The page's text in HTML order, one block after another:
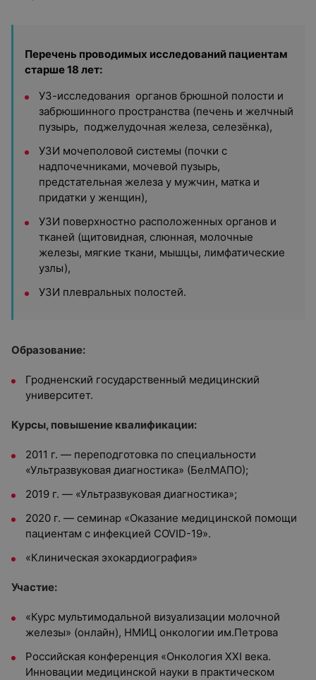
Перечень проводимых исследований пациентам
старше 18 лет:
УЗ-исследования органов брюшной полости и
забрюшинного пространства (печень и желчный
пузырь, поджелудочная железа, селезёнка),
УЗИ мочеполовой системы (почки с
надпочечниками, мочевой пузырь,
предстательная железа у мужчин, матка и
придатки у женщин),
УЗИ поверхностно расположенных органов и
тканей (щитовидная, слюнная, молочные
железы, мягкие ткани, мышцы, лимфатические
узлы),
УЗИ плевральных полостей.
Образование:
Гродненский государственный медицинский
университет.
Курсы, повышение квалификации:
2011 г. — переподготовка по специальности
«Ультразвуковая диагностика» (БелМАПО);
2019 г. — «Ультразвуковая диагностика»;
2020 г. — семинар «Оказание медицинской помощи
пациентам с инфекцией COVID-19».
«Клиническая эхокардиография»
Участие:
«Курс мультимодальной визуализации молочной
железы» (онлайн), НМИЦ онкологии им.Петрова
Российская конференция «Онкология XXI века.
Инновации медицинской науки в практическом